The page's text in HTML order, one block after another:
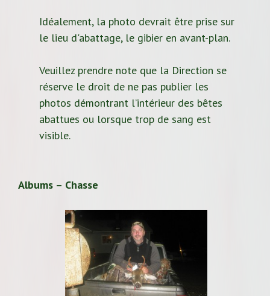
Idéalement, la photo devrait être prise sur
le lieu d'abattage, le gibier en avant-plan.
Veuillez prendre note que la Direction se
réserve le droit de ne pas publier les
photos démontrant l’intérieur des bêtes
abattues ou lorsque trop de sang est
visible.
Albums – Chasse